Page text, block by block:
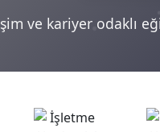
ve kariyer odaklı